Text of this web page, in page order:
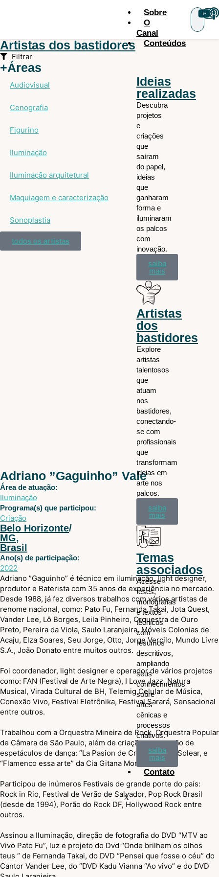
Sobre
O
Canal
Conteúdos
Ideias
realizadas
Descubra
projetos
e
criações
que
saíram
do papel,
ideias
que
ganharam
forma e
iluminaram
os palcos
com
inovação.
saiba
mais
Artistas
dos
bastidores
Explore
artistas
talentosos
que
atuam
nos
bastidores,
conectando-
se com
profissionais
que
transformam
ideias em
arte nos
palcos.
saiba
mais
Temas
associados
Acesse
teses,
monografias
e textos
técnicos
com
resumos
descritivos,
ampliando
seus
conhecimentos
sobre
artes
cênicas e
processos
criativos.
saiba
mais
Contato
X
Artistas dos bastidores
Filtrar
+Áreas
Audiovisual
Cenografia
Figurino
Iluminação
Iluminação arquitetural
Maquiagem e caracterização
Sonoplastia
todos os artistas
Adriano ”Gaguinho” Vale
Área de atuação:
Iluminação
Programa(s) que participou:
Criação
Belo Horizonte/
MG,
Brasil
Ano(s) de participação:
2022
Adriano ”Gaguinho” é técnico em iluminação, light designer,
produtor e Baterista com 35 anos de experiência no mercado.
Desde 1988, já fez diversos trabalhos com vários artistas de
renome nacional, como: Pato Fu, Fernanda Takai, Jota Quest,
Vander Lee, Lô Borges, Leila Pinheiro, Orquestra de Ouro
Preto, Pereira da Viola, Saulo Laranjeira, Móveis Colonias de
Acaju, Elza Soares, Seu Jorge, Otto, Jorge Vercilo, Mundo Livre
S.A., João Donato entre muitos outros.
Foi coordenador, light designer e operador de vários projetos
como: FAN (Festival de Arte Negra), I Love Jazz, Natura
Musical, Virada Cultural de BH, Telemig Celular de Música,
Conexão Vivo, Festival Eletrônika, Festival Sarará, Sensacional
entre outros.
Trabalhou com a Orquestra Mineira de Rock, Orquestra Popular
de Câmara de São Paulo, além de criação e operação de
espetáculos de dança: “La Pasion de Cristo” da Cia Solear, e
“Flamenco essa arte” da Cia Gitana Mora.
Participou de inúmeros Festivais de grande porte do país:
Rock in Rio, Festival de Verão de Salvador, Pop Rock Brasil
(desde de 1994), Porão do Rock DF, Hollywood Rock entre
outros.
Assinou a Iluminação, direção de fotografia do DVD “MTV ao
Vivo Pato Fu”, luz e projeto do Dvd “Onde brilhem os olhos
teus “ de Fernanda Takai, do DVD “Pensei que fosse o céu” do
Cantor Vander Lee, do “DVD Kadu Vianna “Ao vivo” e do DVD